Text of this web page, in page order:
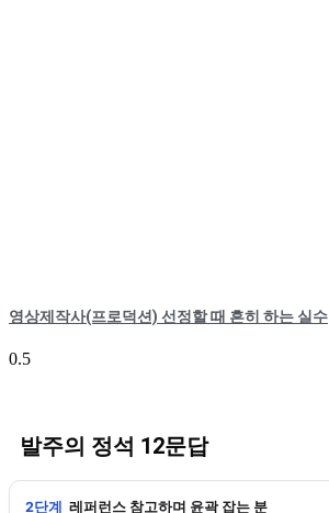
영상제작사(프로덕션) 선정할 때 흔히 하는 실수
발주의 정석 12문답
2단계 레퍼런스 참고하며 윤곽 잡는 분